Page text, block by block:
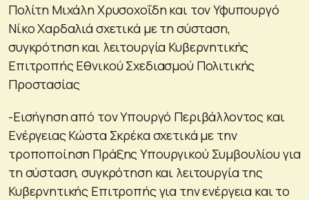
Πολίτη Μιχάλη Χρυσοχοΐδη και τον Υφυπουργό
Νίκο Χαρδαλιά σχετικά με τη σύσταση,
συγκρότηση και λειτουργία Κυβερνητικής
Επιτροπής Εθνικού Σχεδιασμού Πολιτικής
Προστασίας
-Εισήγηση από τον Υπουργό Περιβάλλοντος και
Ενέργειας Κώστα Σκρέκα σχετικά με την
τροποποίηση Πράξης Υπουργικού Συμβουλίου για
τη σύσταση, συγκρότηση και λειτουργία της
Κυβερνητικής Επιτροπής για την ενέργεια και το